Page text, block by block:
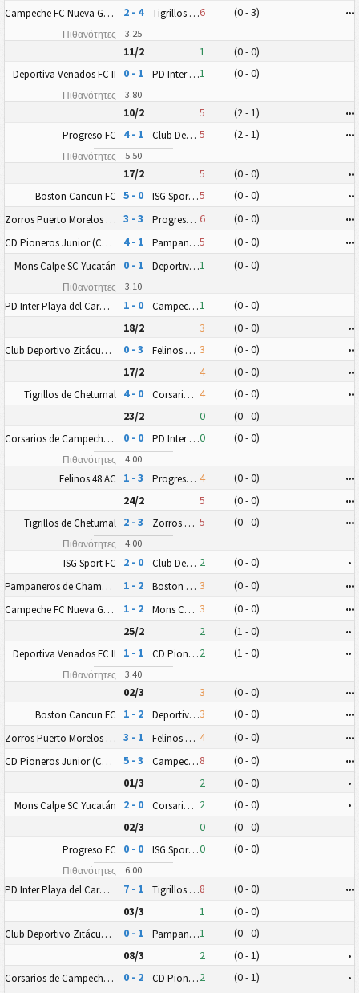
Campeche FC Nueva Generación
Πιθανότητες
2 - 4
3.25
Tigrillos de Chetumal6 (0 - 3) •••
11/2 1 (0 - 0)
Deportiva Venados FC II
Πιθανότητες
0 - 1
3.80
PD Inter Playa del Carmen AC II1 (0 - 0)
10/2 5 (2 - 1) •••
Progreso FC
Πιθανότητες
4 - 1
5.50
Club Deportivo Zitácuaro II 5 (2 - 1) •••
17/2 5 (0 - 0) ••
Boston Cancun FC 5 - 0 ISG Sport FC5 (0 - 0) ••
Zorros Puerto Morelos FC 3 - 3 Progreso FC 6 (0 - 0) •••
CD Pioneros Junior (CD Pioneros de Cancún II) 4 - 1 Pampaneros de Champotón FC5 (0 - 0) •••
Mons Calpe SC Yucatán
Πιθανότητες
0 - 1
3.10
Deportiva Venados FC II1 (0 - 0)
PD Inter Playa del Carmen AC II 1 - 0 Campeche FC Nueva Generación1
(0 - 0)
18/2
3 (0 - 0) ••
Club Deportivo Zitácuaro II 0 - 3 Felinos 48 AC 3 (0 - 0) ••
17/2
4 (0 - 0) ••
Tigrillos de Chetumal 4 - 0 Corsarios de Campeche FC 4 (0 - 0) ••
23/2
0 (0 - 0)
Corsarios de Campeche FC
Πιθανότητες
0 - 0
4.00
PD Inter Playa del Carmen AC II0 (0 - 0)
Felinos 48 AC 1 - 3 Progreso FC 4 (0 - 0) •••
24/2
5 (0 - 0) •••
Tigrillos de Chetumal
Πιθανότητες
2 - 3
4.00
Zorros Puerto Morelos FC 5 (0 - 0) •••
ISG Sport FC 2 - 0 Club Deportivo Zitácuaro II 2 (0 - 0) •
Pampaneros de Champotón FC 1 - 2 Boston Cancun FC 3 (0 - 0) •••
Campeche FC Nueva Generación 1 - 2 Mons Calpe SC Yucatán 3 (0 - 0) •••
25/2
2 (1 - 0) ••
Deportiva Venados FC II
Πιθανότητες
1 - 1
3.40
CD Pioneros Junior (CD Pioneros de Cancún II)2 (1 - 0) ••
02/3 3 (0 - 0) •••
Boston Cancun FC 1 - 2 Deportiva Venados FC II3 (0 - 0) •••
Zorros Puerto Morelos FC 3 - 1 Felinos 48 AC 4 (0 - 0) •••
CD Pioneros Junior (CD Pioneros de Cancún II) 5 - 3 Campeche FC Nueva Generación8 (0 - 0) •••
01/3
2 (0 - 0) •
Mons Calpe SC Yucatán 2 - 0 Corsarios de Campeche FC 2 (0 - 0)
•
02/3
0 (0 - 0)
Progreso FC
Πιθανότητες
0 - 0
6.00
ISG Sport FC0 (0 - 0)
PD Inter Playa del Carmen AC II 7 - 1 Tigrillos de Chetumal8 (0 - 0) •••
03/3
1 (0 - 0)
Club Deportivo Zitácuaro II 0 - 1 Pampaneros de Champotón FC1
(0 - 0)
08/3
2 (0 - 1) •
Corsarios de Campeche FC 0 - 2 CD Pioneros Junior (CD Pioneros de Cancún II)2 (0 - 1) •